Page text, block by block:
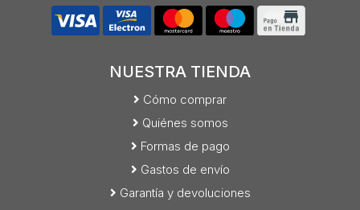
NUESTRA TIENDA
Cómo comprar
Quiénes somos
Formas de pago
Gastos de envío
Garantía y devoluciones